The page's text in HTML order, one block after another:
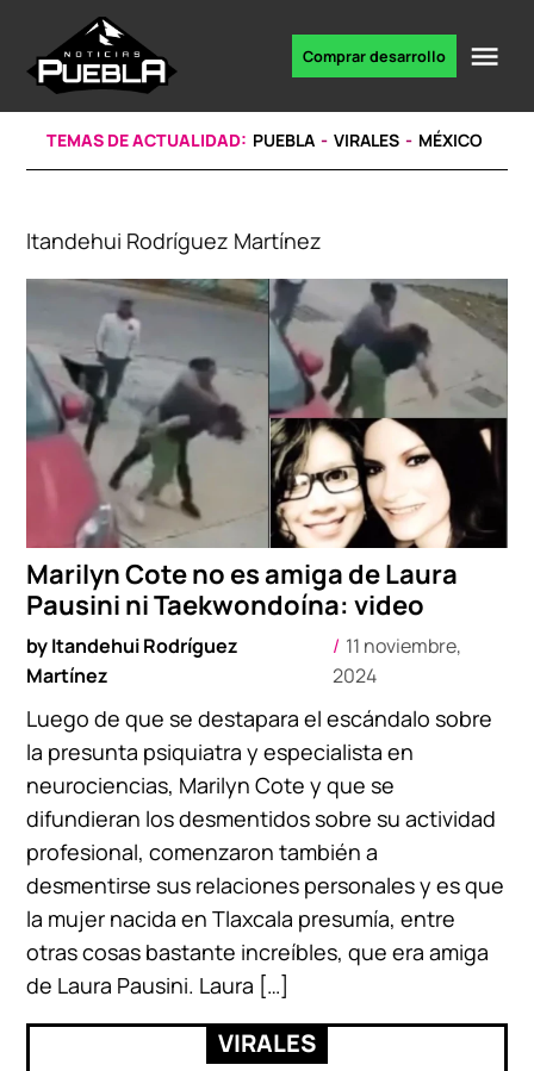
content
noticias
Comprar desarrollo
TEMAS DE ACTUALIDAD: PUEBLA VIRALES MÉXICO
Itandehui Rodríguez Martínez
Marilyn Cote no es amiga de Laura
Pausini ni Taekwondoína: video
byItandehui Rodríguez
Martínez
11 noviembre,
2024
Luego de que se destapara el escándalo sobre
la presunta psiquiatra y especialista en
neurociencias, Marilyn Cote y que se
difundieran los desmentidos sobre su actividad
profesional, comenzaron también a
desmentirse sus relaciones personales y es que
la mujer nacida en Tlaxcala presumía, entre
otras cosas bastante increíbles, que era amiga
de Laura Pausini. Laura […]
VIRALES